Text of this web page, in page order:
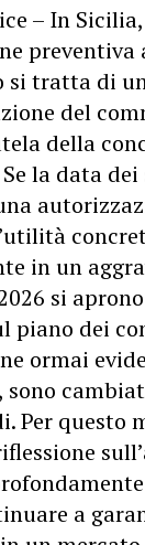
– In
preventiva
si tratta di
del
della
la data
in un
si
piano dei
ormai
sono
Per questo
a